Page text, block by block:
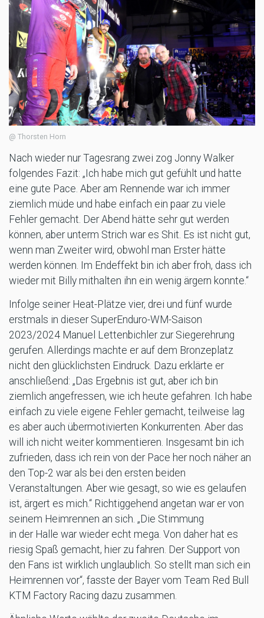
@ Thorsten Horn
Nach wieder nur Tagesrang zwei zog Jonny Walker
folgendes Fazit: „Ich habe mich gut gefühlt und hatte
eine gute Pace. Aber am Rennende war ich immer
ziemlich müde und habe einfach ein paar zu viele
Fehler gemacht. Der Abend hätte sehr gut werden
können, aber unterm Strich war es Shit. Es ist nicht gut,
wenn man Zweiter wird, obwohl man Erster hätte
werden können. Im Endeffekt bin ich aber froh, dass ich
wieder mit Billy mithalten ihn ein wenig ärgern konnte.“
Infolge seiner Heat-Plätze vier, drei und fünf wurde
erstmals in dieser SuperEnduro-WM-Saison
2023/2024 Manuel Lettenbichler zur Siegerehrung
gerufen. Allerdings machte er auf dem Bronzeplatz
nicht den glücklichsten Eindruck. Dazu erklärte er
anschließend: „Das Ergebnis ist gut, aber ich bin
ziemlich angefressen, wie ich heute gefahren. Ich habe
einfach zu viele eigene Fehler gemacht, teilweise lag
es aber auch übermotivierten Konkurrenten. Aber das
will ich nicht weiter kommentieren. Insgesamt bin ich
zufrieden, dass ich rein von der Pace her noch näher an
den Top-2 war als bei den ersten beiden
Veranstaltungen. Aber wie gesagt, so wie es gelaufen
ist, ärgert es mich.“ Richtiggehend angetan war er von
seinem Heimrennen an sich. „Die Stimmung
in der Halle war wieder echt mega. Von daher hat es
riesig Spaß gemacht, hier zu fahren. Der Support von
den Fans ist wirklich unglaublich. So stellt man sich ein
Heimrennen vor“, fasste der Bayer vom Team Red Bull
KTM Factory Racing dazu zusammen.